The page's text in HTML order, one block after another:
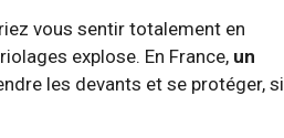
vous sentir totalement en
explose. En France, un
les devants et se protéger, si